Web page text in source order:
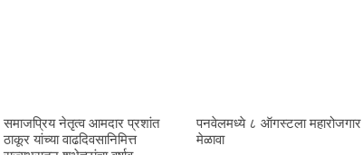
समाजप्रिय नेतृत्व आमदार प्रशांत
ठाकूर यांच्या वाढदिवसानिमित्त
पनवेलमध्ये ८ ऑगस्टला महारोजगार
मेळावा